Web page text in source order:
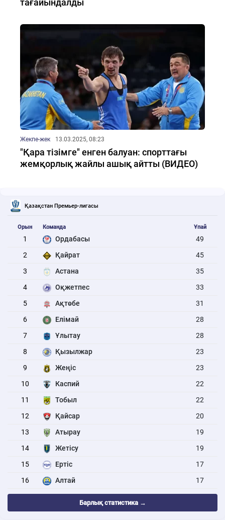
тағайындалды
Жекпе-жек 13.03.2025, 08:23
"Қара тізімге" енген балуан: спорттағы
жемқорлық жайлы ашық айтты (ВИДЕО)
Қазақстан Премьер-лигасы
Орын Команда Ұпай
1 Ордабасы
49
2
Қайрат
45
3
Астана
35
4
Оқжетпес
33
5
Ақтөбе
31
6
Елімай
28
7
Ұлытау
28
8
Қызылжар
23
9
Жеңіс
23
10
Каспий
22
11
Тобыл
22
12
Қайсар
20
13
Атырау
19
14
Жетісу
19
15
Ертіс
17
16
Алтай 17
Барлық статистика →